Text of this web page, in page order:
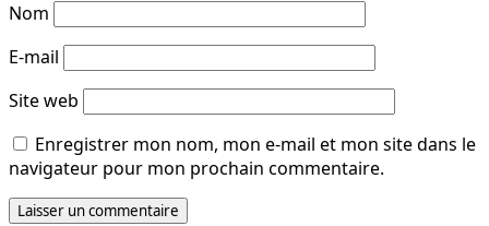
Nom
E-mail
Site web
Enregistrer mon nom, mon e-mail et mon site dans le
navigateur pour mon prochain commentaire.